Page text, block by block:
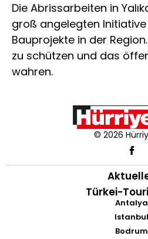
Die Abrissarbeiten in
groß angelegten
Bauprojekte in der
zu schützen und das
wahren.
© 2026
Türkei-
Antalya
Istanbul
Bodrum